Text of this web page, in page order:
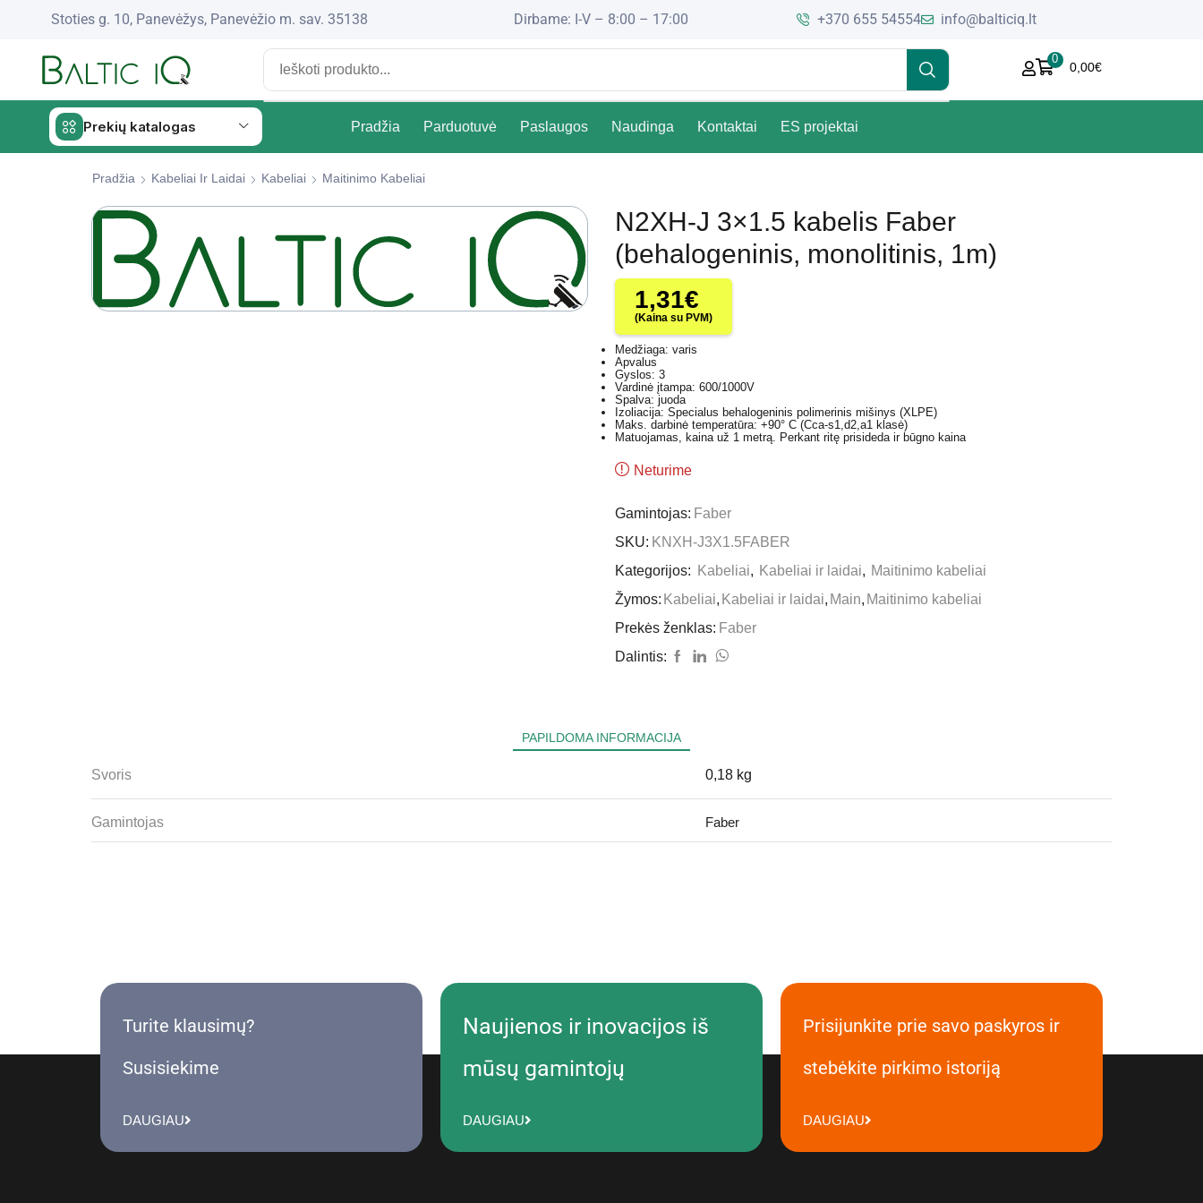
Stoties g. 10, Panevėžys, Panevėžio m. sav. 35138 Dirbame: I-V – 8:00 – 17:00 +370 655 54554 info@balticiq.lt
0
0,00€
Prekių katalogas Pradžia Parduotuvė Paslaugos Naudinga Kontaktai ES projektai
Pradžia Kabeliai Ir Laidai Kabeliai Maitinimo Kabeliai
N2XH-J 3×1.5 kabelis Faber
(behalogeninis, monolitinis, 1m)
1,31€
(Kaina su PVM)
Medžiaga: varis
Apvalus
Gyslos: 3
Vardinė įtampa: 600/1000V
Spalva: juoda
Izoliacija: Specialus behalogeninis polimerinis mišinys (XLPE)
Maks. darbinė temperatūra: +90° C (Cca-s1,d2,a1 klasė)
Matuojamas, kaina už 1 metrą. Perkant ritę prisideda ir būgno kaina
Neturime
Gamintojas: Faber
SKU: KNXH-J3X1.5FABER
Kategorijos:
Kabeliai, Kabeliai ir laidai, Maitinimo kabeliai
Žymos: Kabeliai, Kabeliai ir laidai, Main, Maitinimo kabeliai
Prekės ženklas: Faber
Dalintis:
PAPILDOMA INFORMACIJA
Svoris 0,18 kg
Gamintojas Faber
Turite klausimų?
Susisiekime
DAUGIAU
Naujienos ir inovacijos iš
mūsų gamintojų
DAUGIAU
Prisijunkite prie savo paskyros ir
stebėkite pirkimo istoriją
DAUGIAU